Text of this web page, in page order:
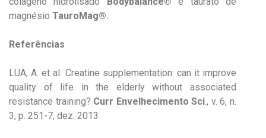
magnésio TauroMag®.
Referências
LUA, A. et al. Creatine supplementation: can it improve
quality of life in the elderly without associated
resistance training? Curr Envelhecimento Sci., v. 6, n.
3, p. 251-7, dez. 2013